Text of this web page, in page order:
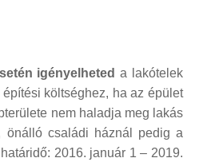
igényelheted a lakótelek
költséghez, ha az épület
nem haladja meg lakás
önálló családi háznál pedig a
2016. január 1 – 2019.